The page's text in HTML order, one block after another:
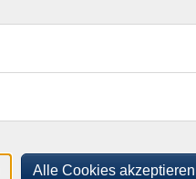
Alle Cookies